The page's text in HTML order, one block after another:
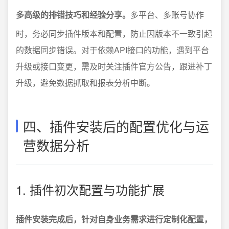
多高级的排错技巧和经验分享。 多平台、多账号协作
时，务必同步插件版本和配置，防止因版本不一致引起
的数据同步错误。对于依赖API接口的功能，遇到平台
升级或接口变更，需及时关注插件官方公告，跟进补丁
升级，避免数据抓取和报表分析中断。
四、插件安装后的配置优化与运
营数据分析
1. 插件初次配置与功能扩展
插件安装完成后，针对自身业务需求进行定制化配置，